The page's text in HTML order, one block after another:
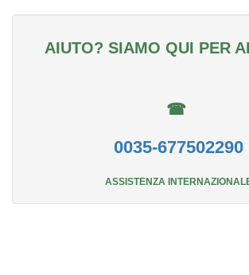
AIUTO? SIAMO QUI PER
☎
0035-677502290
ASSISTENZA